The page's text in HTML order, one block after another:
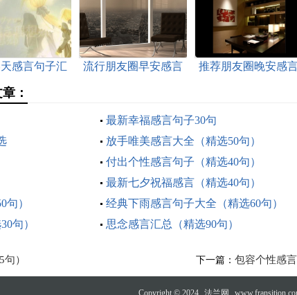
感言句子汇
流行朋友圈早安感言
推荐朋友圈晚安感
：
最新幸福感言句子30句
放手唯美感言大全（精选50句）
付出个性感言句子（精选40句）
最新七夕祝福感言（精选40句）
）
经典下雨感言句子大全（精选60句）
句）
思念感言汇总（精选90句）
） 下一篇： 包容个性感
Copyright © 2024 法兰网